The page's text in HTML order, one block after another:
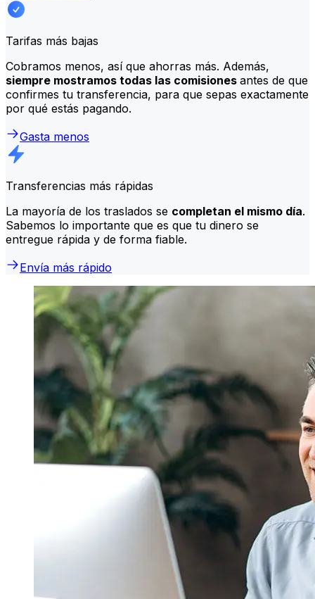
Tarifas más bajas
Cobramos menos, así que ahorras más. Además,
siempre mostramos todas las comisiones antes de que
confirmes tu transferencia, para que sepas exactamente
por qué estás pagando.
Gasta menos
Transferencias más rápidas
La mayoría de los traslados se completan el mismo día.
Sabemos lo importante que es que tu dinero se
entregue rápida y de forma fiable.
Envía más rápido